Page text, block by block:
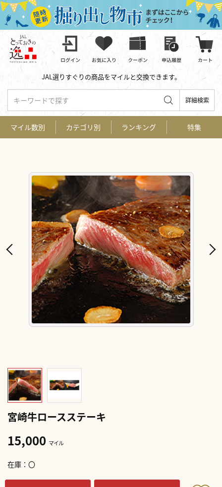
JAL選りすぐりの商品をマイルと交換できます。
キーワードで探す 詳細検索
宮崎牛ロースステーキ
15,000 マイル
在庫 〇
マイル数別 カテゴリ別 ランキング 特集